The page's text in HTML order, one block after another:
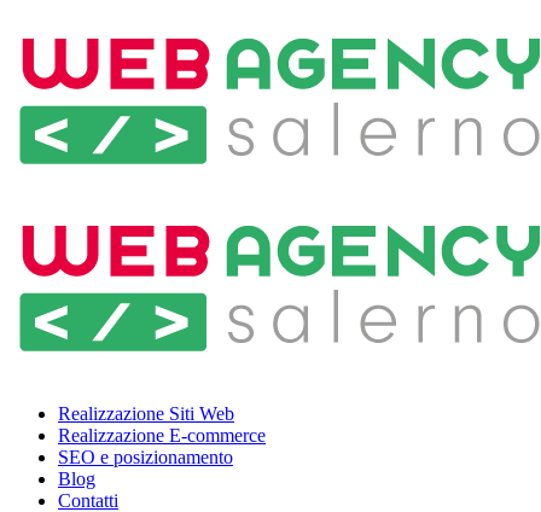
Realizzazione Siti Web
Realizzazione E-commerce
SEO e posizionamento
Blog
Contatti